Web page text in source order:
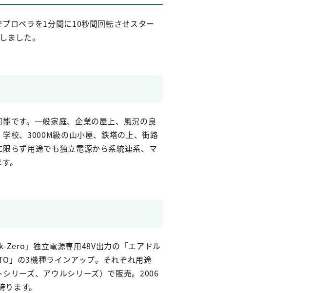
ロペラを1分間に10秒間回転させスター
ました。
です。一般家庭、企業の屋上、風況の良
校、3000M級の山小屋、鉄塔の上、街路
らず用途でも独立電源から系統連系、マ
。
Zero」独立電源専用48V出力の「エアドル
」の3機種ラインアップ。それぞれ用途
リーズ、アウルシリーズ）で販売。2006
ます。